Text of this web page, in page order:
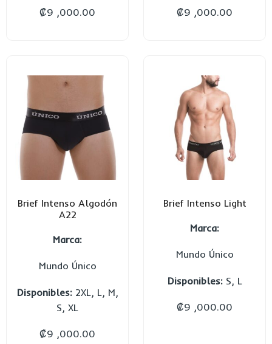
₡9 ,000.00 ₡9 ,000.00
Brief Intenso Algodón
A22
Marca:
Mundo Único
Disponibles:2XL, L, M,
S, XL
₡9 ,000.00
Brief Intenso Light
Marca:
Mundo Único
Disponibles:S, L
₡9 ,000.00